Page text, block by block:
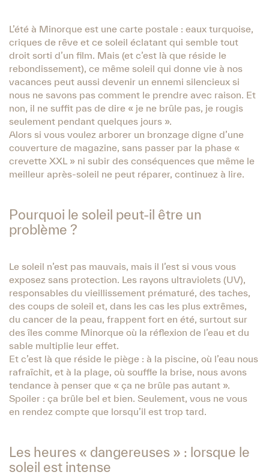
L’été à Minorque est une carte postale : eaux turquoise,
criques de rêve et ce soleil éclatant qui semble tout
droit sorti d’un film. Mais (et c’est là que réside le
rebondissement), ce même soleil qui donne vie à nos
vacances peut aussi devenir un ennemi silencieux si
nous ne savons pas comment le prendre avec raison. Et
non, il ne suffit pas de dire « je ne brûle pas, je rougis
seulement pendant quelques jours ».
Alors si vous voulez arborer un bronzage digne d’une
couverture de magazine, sans passer par la phase «
crevette XXL » ni subir des conséquences que même le
meilleur après-soleil ne peut réparer, continuez à lire.
Pourquoi le soleil peut-il être un
problème ?
Le soleil n’est pas mauvais, mais il l’est si vous vous
exposez sans protection. Les rayons ultraviolets (UV),
responsables du vieillissement prématuré, des taches,
des coups de soleil et, dans les cas les plus extrêmes,
du cancer de la peau, frappent fort en été, surtout sur
des îles comme Minorque où la réflexion de l’eau et du
sable multiplie leur effet.
Et c’est là que réside le piège : à la piscine, où l’eau nous
rafraîchit, et à la plage, où souffle la brise, nous avons
tendance à penser que « ça ne brûle pas autant ».
Spoiler : ça brûle bel et bien. Seulement, vous ne vous
en rendez compte que lorsqu’il est trop tard.
Les heures « dangereuses » : lorsque le
soleil est intense